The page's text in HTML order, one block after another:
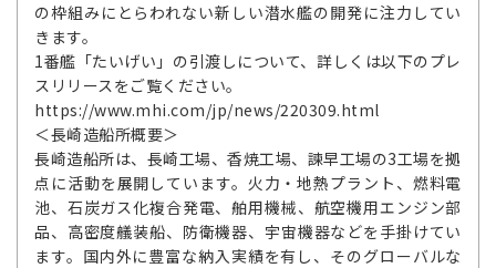
の枠組みにとらわれない新しい潜水艦の開発に注力してい
きます。
1番艦「たいげい」の引渡しについて、詳しくは以下のプレ
スリリースをご覧ください。
https://www.mhi.com/jp/news/220309.html
＜長崎造船所概要＞
長崎造船所は、長崎工場、香焼工場、諫早工場の3工場を拠
点に活動を展開しています。火力・地熱プラント、燃料電
池、石炭ガス化複合発電、舶用機械、航空機用エンジン部
品、高密度艤装船、防衛機器、宇宙機器などを手掛けてい
ます。国内外に豊富な納入実績を有し、そのグローバルな